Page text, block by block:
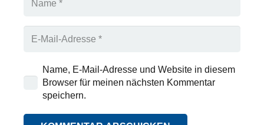
Name, E-Mail-Adresse und Website in diesem
Browser für meinen nächsten Kommentar
speichern.